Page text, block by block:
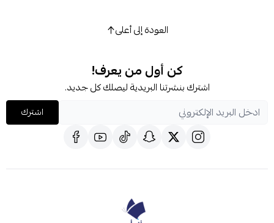
العودة إلى أعلى
كن أول من يعرف!
اشترك بنشرتنا البريدية ليصلك كل جديد.
اشترك